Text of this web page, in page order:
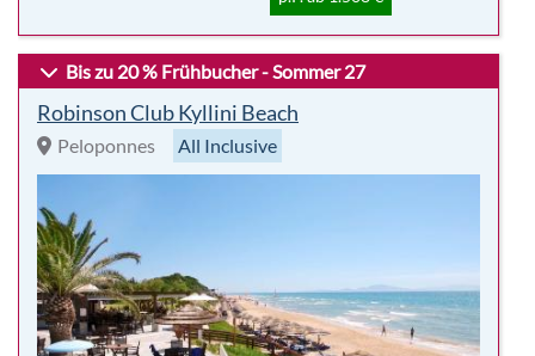
Premium
Club
98%
Empfehlung
Für
Alle